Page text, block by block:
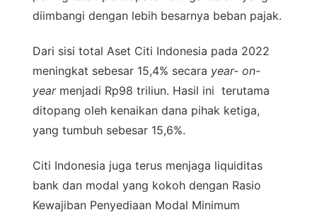
diimbangi dengan lebih besarnya beban pajak.
Dari sisi total Aset Citi Indonesia pada 2022
meningkat sebesar 15,4% secara year- on-
year menjadi Rp98 triliun. Hasil ini terutama
ditopang oleh kenaikan dana pihak ketiga,
yang tumbuh sebesar 15,6%.
Citi Indonesia juga terus menjaga liquiditas
bank dan modal yang kokoh dengan Rasio
Kewajiban Penyediaan Modal Minimum